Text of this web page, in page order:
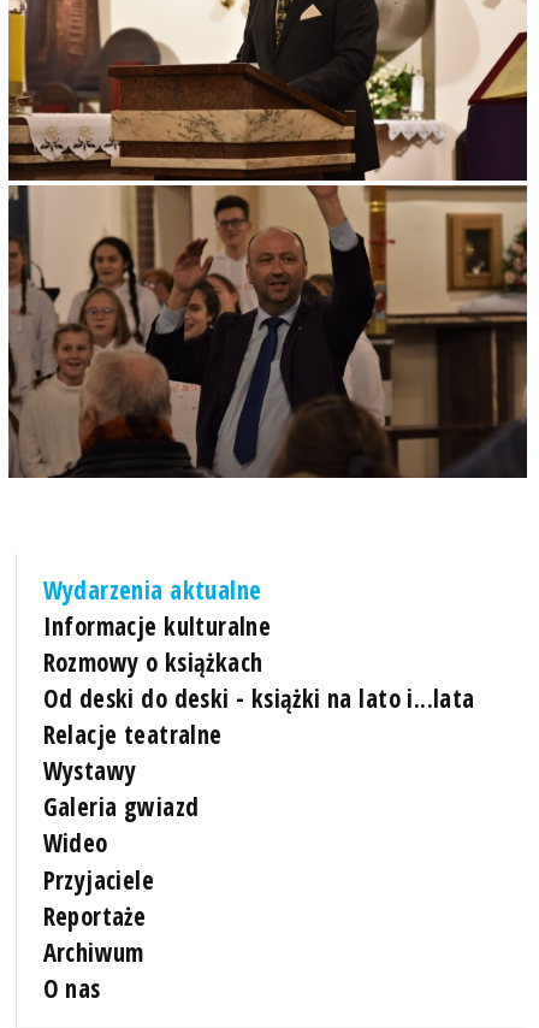
Wydarzenia aktualne
Informacje kulturalne
Rozmowy o książkach
Od deski do deski - książki na lato i...lata
Relacje teatralne
Wystawy
Galeria gwiazd
Wideo
Przyjaciele
Reportaże
Archiwum
O nas